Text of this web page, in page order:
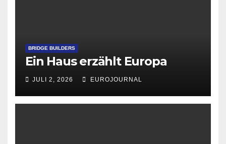
BRIDGE BUILDERS
Ein Haus erzählt Europa
JULI 2, 2026 EUROJOURNAL